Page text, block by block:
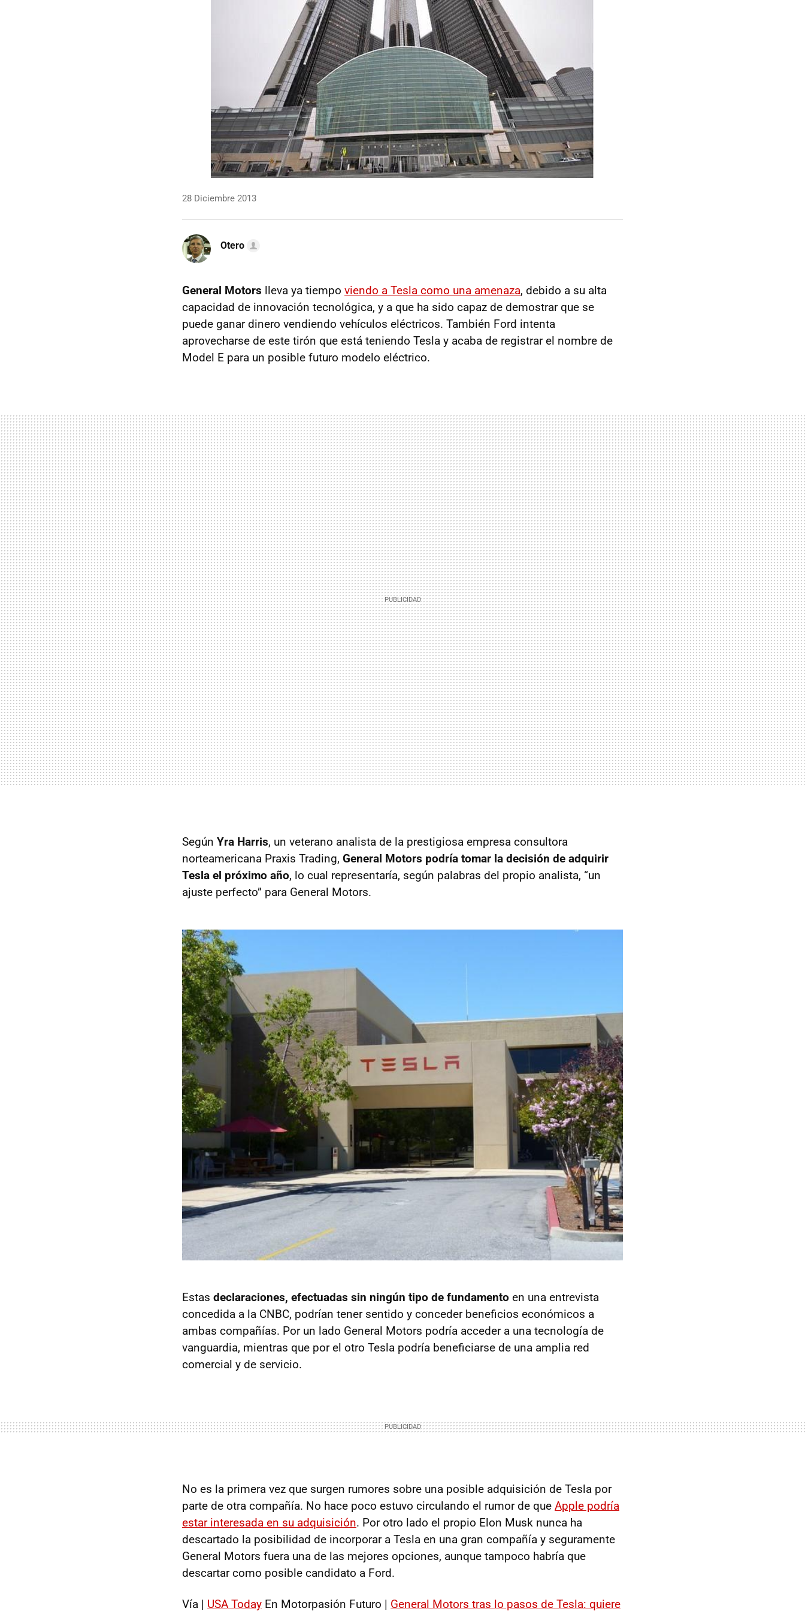
28 Diciembre 2013
Otero
General Motors lleva ya tiempo viendo a Tesla como una amenaza, debido a su alta
capacidad de innovación tecnológica, y a que ha sido capaz de demostrar que se
puede ganar dinero vendiendo vehículos eléctricos. También Ford intenta
aprovecharse de este tirón que está teniendo Tesla y acaba de registrar el nombre de
Model E para un posible futuro modelo eléctrico.
Según Yra Harris, un veterano analista de la prestigiosa empresa consultora
norteamericana Praxis Trading, General Motors podría tomar la decisión de adquirir
Tesla el próximo año, lo cual representaría, según palabras del propio analista, “un
ajuste perfecto” para General Motors.
Estas declaraciones, efectuadas sin ningún tipo de fundamento en una entrevista
concedida a la CNBC, podrían tener sentido y conceder beneficios económicos a
ambas compañías. Por un lado General Motors podría acceder a una tecnología de
vanguardia, mientras que por el otro Tesla podría beneficiarse de una amplia red
comercial y de servicio.
No es la primera vez que surgen rumores sobre una posible adquisición de Tesla por
parte de otra compañía. No hace poco estuvo circulando el rumor de que Apple podría
estar interesada en su adquisición. Por otro lado el propio Elon Musk nunca ha
descartado la posibilidad de incorporar a Tesla en una gran compañía y seguramente
General Motors fuera una de las mejores opciones, aunque tampoco habría que
descartar como posible candidato a Ford.
Vía | USA Today En Motorpasión Futuro | General Motors tras lo pasos de Tesla: quiere